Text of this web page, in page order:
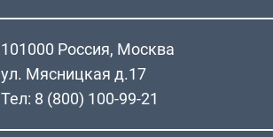
101000 Россия, Москва
ул. Мясницкая д.17
Тел: 8 (800) 100-99-21